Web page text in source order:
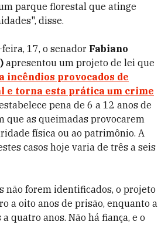
parque florestal que atinge
disse.
17, o senador Fabiano
apresentou um projeto de lei que
incêndios provocados de
e torna esta prática um crime
pena de 6 a 12 anos de
que as queimadas provocarem
física ou ao patrimônio. A
casos hoje varia de três a seis
não forem identificados, o projeto
a oito anos de prisão, enquanto a
quatro anos. Não há fiança, e o